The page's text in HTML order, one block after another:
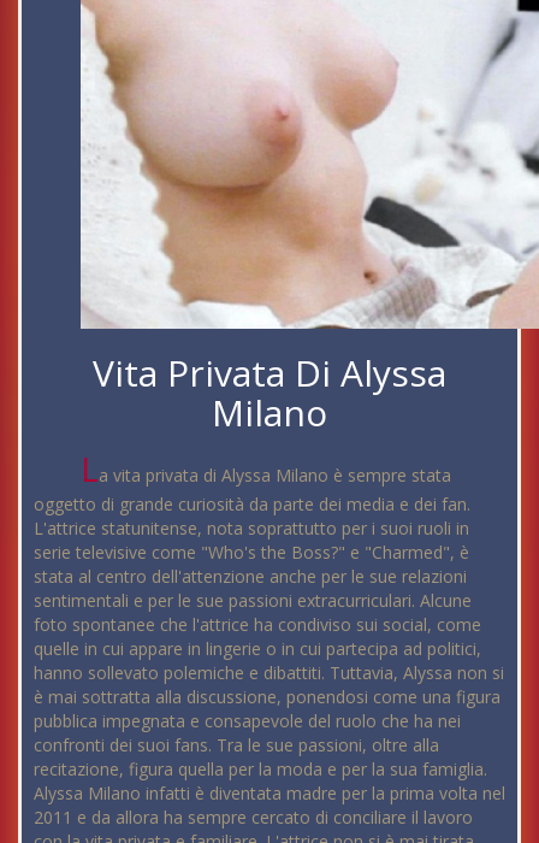
Vita Privata Di Alyssa
Milano
La vita privata di Alyssa Milano è sempre stata
oggetto di grande curiosità da parte dei media e dei fan.
L'attrice statunitense, nota soprattutto per i suoi ruoli in
serie televisive come "Who's the Boss?" e "Charmed", è
stata al centro dell'attenzione anche per le sue relazioni
sentimentali e per le sue passioni extracurriculari. Alcune
foto spontanee che l'attrice ha condiviso sui social, come
quelle in cui appare in lingerie o in cui partecipa ad politici,
hanno sollevato polemiche e dibattiti. Tuttavia, Alyssa non si
è mai sottratta alla discussione, ponendosi come una figura
pubblica impegnata e consapevole del ruolo che ha nei
confronti dei suoi fans. Tra le sue passioni, oltre alla
recitazione, figura quella per la moda e per la sua famiglia.
Alyssa Milano infatti è diventata madre per la prima volta nel
2011 e da allora ha sempre cercato di conciliare il lavoro